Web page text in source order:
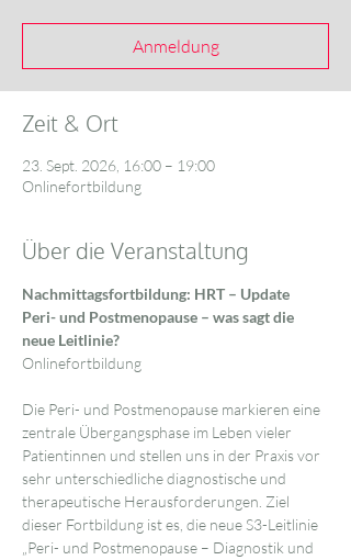
Anmeldung
Zeit & Ort
23. Sept. 2026, 16:00 – 19:00
Onlinefortbildung
Über die Veranstaltung
Nachmittagsfortbildung: HRT – Update
Peri- und Postmenopause – was sagt die
neue Leitlinie?
Onlinefortbildung
Die Peri- und Postmenopause markieren eine
zentrale Übergangsphase im Leben vieler
Patientinnen und stellen uns in der Praxis vor
sehr unterschiedliche diagnostische und
therapeutische Herausforderungen. Ziel
dieser Fortbildung ist es, die neue S3-Leitlinie
„Peri- und Postmenopause – Diagnostik und